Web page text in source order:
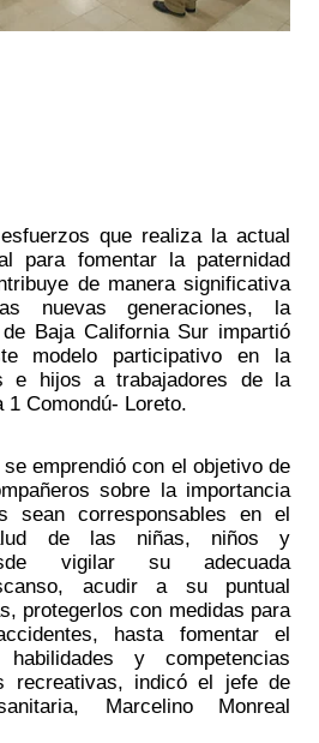
que realiza la actual
para fomentar la paternidad
de manera significativa
nuevas generaciones, la
Baja California Sur impartió
modelo participativo en la
e hijos a trabajadores de la
Comondú- Loreto.
emprendió con el objetivo de
sobre la importancia
sean corresponsables en el
de las niñas, niños y
vigilar su adecuada
acudir a su puntual
protegerlos con medidas para
hasta fomentar el
y competencias
recreativas, indicó el jefe de
Marcelino Monreal